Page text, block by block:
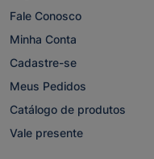
Fale Conosco
Minha Conta
Cadastre-se
Meus Pedidos
Catálogo de produtos
Vale presente